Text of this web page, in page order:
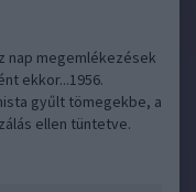
nap megemlékezések
ekkor...1956.
gyűlt tömegekbe, a
ellen tüntetve.